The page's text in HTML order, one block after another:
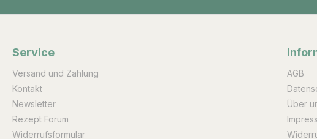
Service
Versand und Zahlung
Kontakt
Newsletter
Rezept Forum
Widerrufsformular
AGB
Über